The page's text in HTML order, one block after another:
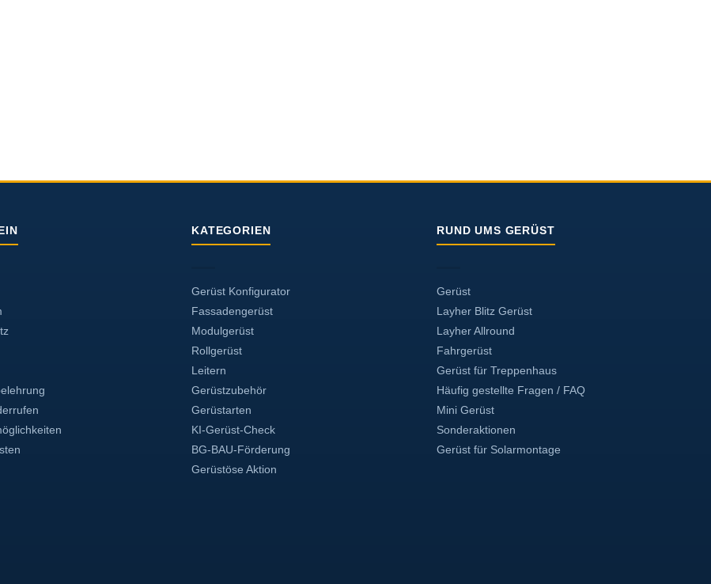
KATEGORIEN
Gerüst Konfigurator
Fassadengerüst
Modulgerüst
Rollgerüst
Leitern
Gerüstzubehör
Gerüstarten
KI-Gerüst-Check
BG-BAU-Förderung
Gerüstöse Aktion
RUND UMS GERÜST
Gerüst
Layher Blitz Gerüst
Layher Allround
Fahrgerüst
Gerüst für Treppenhaus
Häufig gestellte Fragen / FAQ
Mini Gerüst
Sonderaktionen
Gerüst für Solarmontage